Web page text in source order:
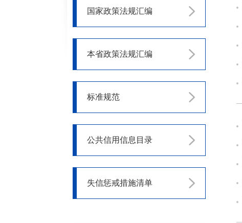
国家政策法规汇编
本省政策法规汇编
标准规范
公共信用信息目录
失信惩戒措施清单